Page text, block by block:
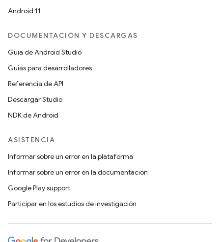
Android 11
DOCUMENTACIÓN Y DESCARGAS
Guía de Android Studio
Guías para desarrolladores
Referencia de API
Descargar Studio
NDK de Android
ASISTENCIA
Informar sobre un error en la plataforma
Informar sobre un error en la documentación
Google Play support
Participar en los estudios de investigación